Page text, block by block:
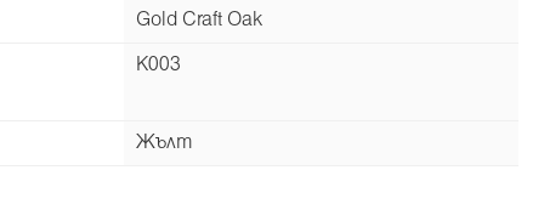
Gold Craft Oak
K003
Жълт